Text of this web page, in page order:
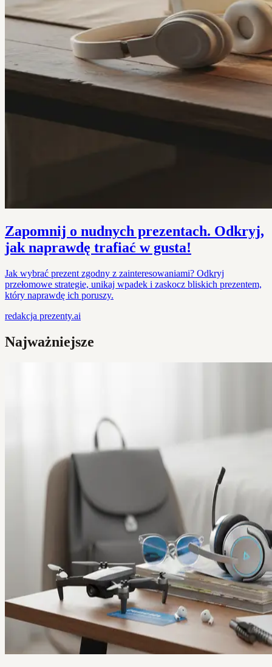
Zapomnij o nudnych prezentach. Odkryj,
jak naprawdę trafiać w gusta!
Jak wybrać prezent zgodny z zainteresowaniami? Odkryj
przełomowe strategie, unikaj wpadek i zaskocz bliskich prezentem,
który naprawdę ich poruszy.
redakcja prezenty.ai
Najważniejsze